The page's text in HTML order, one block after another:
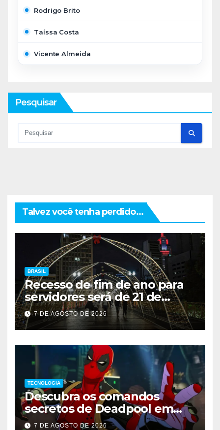
Rodrigo Brito
Taíssa Costa
Vicente Almeida
Pesquisar
Talvez você tenha perdido...
BRASIL
Recesso de fim de ano para
servidores será de 21 de
dezembro a 1º de janeiro
7 DE AGOSTO DE 2026
TECNOLOGIA
Descubra os comandos
secretos de Deadpool em
Marvel Tokon
7 DE AGOSTO DE 2026